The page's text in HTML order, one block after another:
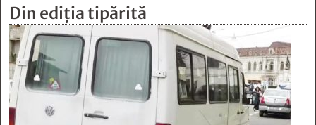
Din ediția tipărită